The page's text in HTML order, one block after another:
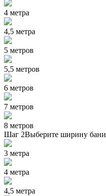
4 метра
4,5 метра
5 метров
5,5 метров
6 метров
7 метров
8 метров
Шаг 2Выберите ширину бани
3 метра
4 метра
4,5 метра